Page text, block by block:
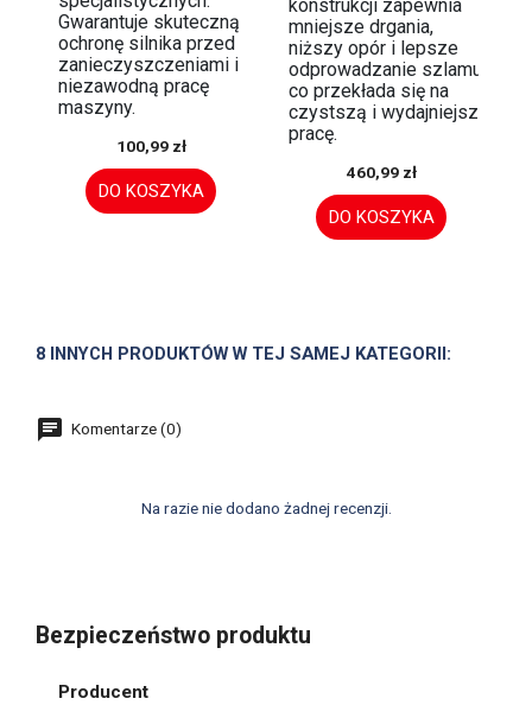
Gwarantuje skuteczną
ochronę silnika przed
zanieczyszczeniami i
niezawodną pracę
maszyny.
100,99 zł
DO KOSZYKA
konstrukcji zapewnia
mniejsze drgania,
niższy opór i lepsze
odprowadzanie szlamu,
co przekłada się na
czystszą i wydajniejszą
pracę.
460,99 zł
DO KOSZYKA
8 INNYCH PRODUKTÓW W TEJ SAMEJ KATEGORII:
Komentarze (0)
Na razie nie dodano żadnej recenzji.
Bezpieczeństwo produktu
Producent